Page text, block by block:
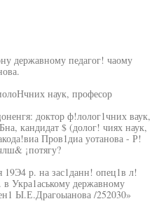
державному педагог! чаому
наук, професор
доктор ф!лолог1чних ваук,
кандидат $ (долог! чиях наук,
Пров1диа уотанова - Р!
¡потягу?
19Э4 р. на зас1данн! опец1в л!
Укра1аському державному
Ы.Е.Драгоыанова /252030»